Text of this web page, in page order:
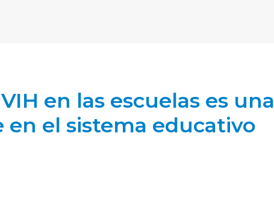
en las escuelas es una
el sistema educativo